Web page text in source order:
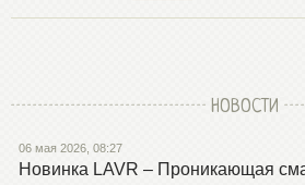
НОВОСТИ
06 мая 2026, 08:27
Новинка LAVR – Проникающая